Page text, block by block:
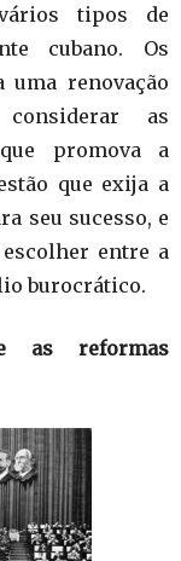
tipos de
cubano. Os
uma renovação
as
promova a
que exija a
seu sucesso, e
entre a
burocrático.
as reformas